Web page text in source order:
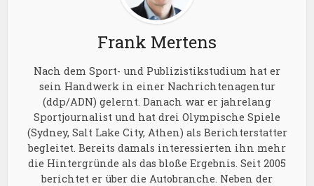
Frank Mertens
Nach dem Sport- und Publizistikstudium hat er
sein Handwerk in einer Nachrichtenagentur
(ddp/ADN) gelernt. Danach war er jahrelang
Sportjournalist und hat drei Olympische Spiele
(Sydney, Salt Lake City, Athen) als Berichterstatter
begleitet. Bereits damals interessierten ihn mehr
die Hintergründe als das bloße Ergebnis. Seit 2005
berichtet er über die Autobranche. Neben der